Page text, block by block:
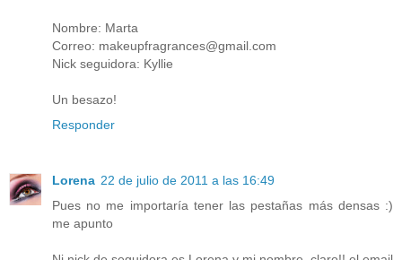
Nombre: Marta
Correo: makeupfragrances@gmail.com
Nick seguidora: Kyllie
Un besazo!
Responder
Lorena 22 de julio de 2011 a las 16:49
Pues no me importaría tener las pestañas más densas :)
me apunto